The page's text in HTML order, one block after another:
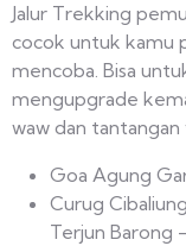
Jalur Trekking
cocok untuk kamu
mencoba. Bisa
mengupgrade
waw dan tantangan
Goa Agung
Curug
Terjun Barong